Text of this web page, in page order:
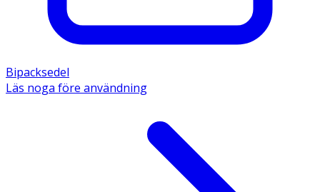
Bipacksedel
Läs noga före användning